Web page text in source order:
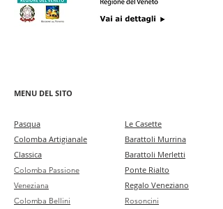
MENU DEL SITO
Pasqua
Colomba Artigianale
Classica
Colomba Passione
Veneziana
Colomba Bellini
Le Casette
Barattoli Murrina
Barattoli Merletti
Ponte Rialto
Regalo Veneziano
Rosoncini